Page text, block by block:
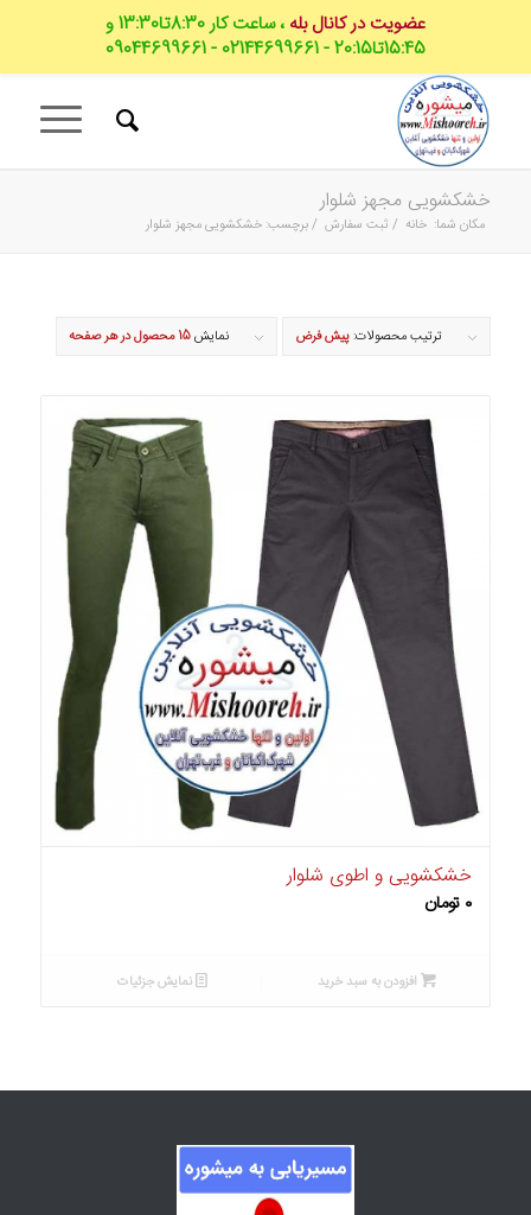
خشکشویی مجهز شلوار
مکان شما: خانه / ثبت سفارش /برچسب: خشکشویی مجهز شلوار
ترتیب محصولات:پیش فرض نمایش15 محصول در هر صفحه
خشکشویی و اطوی شلوار
۰ تومان
افزودن به سبد خرید نمایش جزئیات
عضویت در کانال بله
، ساعت کار 8:30تا13:30 و
15:45تا20:15 - 02144699661 - 09044699661